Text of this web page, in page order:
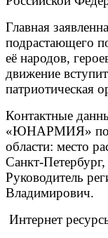
Главная
подрастающего
её народов,
движение
патриотическая
Контактные
«ЮНАРМИЯ» по
области: место
Санкт-
Руководитель
Владимирович.
Интернет